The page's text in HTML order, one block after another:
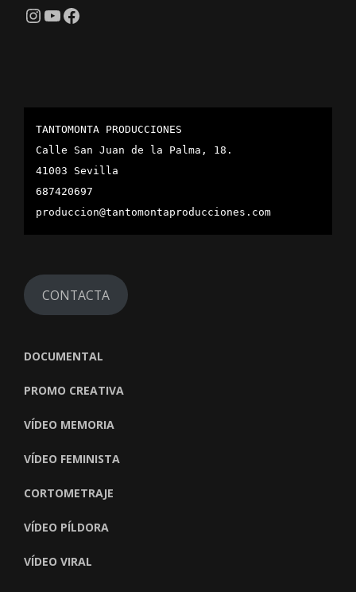
Instagram
YouTube
Facebook
TANTOMONTA PRODUCCIONES
Calle San Juan de la Palma, 18.
41003 Sevilla
687420697
produccion@tantomontaproducciones.com
CONTACTA
DOCUMENTAL
PROMO CREATIVA
VÍDEO MEMORIA
VÍDEO FEMINISTA
CORTOMETRAJE
VÍDEO PÍLDORA
VÍDEO VIRAL